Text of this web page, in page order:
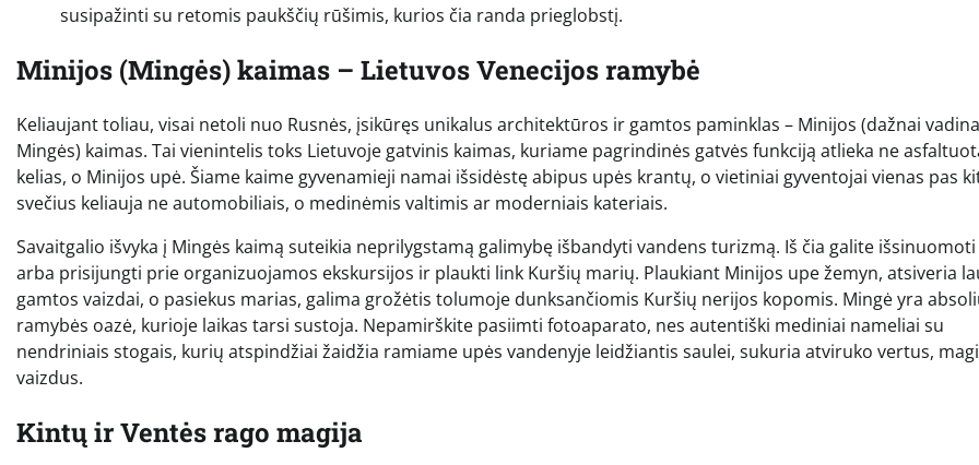
susipažinti su retomis paukščių rūšimis, kurios čia randa prieglobstį.
Minijos (Mingės) kaimas – Lietuvos Venecijos ramybė
Keliaujant toliau, visai netoli nuo Rusnės, įsikūręs unikalus architektūros ir gamtos paminklas – Minijos (dažnai
Mingės) kaimas. Tai vienintelis toks Lietuvoje gatvinis kaimas, kuriame pagrindinės gatvės funkciją atlieka ne
kelias, o Minijos upė. Šiame kaime gyvenamieji namai išsidėstę abipus upės krantų, o vietiniai gyventojai vienas pas
svečius keliauja ne automobiliais, o medinėmis valtimis ar moderniais kateriais.
Savaitgalio išvyka į Mingės kaimą suteikia neprilygstamą galimybę išbandyti vandens turizmą. Iš čia galite išsinuomoti
arba prisijungti prie organizuojamos ekskursijos ir plaukti link Kuršių marių. Plaukiant Minijos upe žemyn, atsiveria
gamtos vaizdai, o pasiekus marias, galima grožėtis tolumoje dunksančiomis Kuršių nerijos kopomis. Mingė yra
ramybės oazė, kurioje laikas tarsi sustoja. Nepamirškite pasiimti fotoaparato, nes autentiški mediniai nameliai su
nendriniais stogais, kurių atspindžiai žaidžia ramiame upės vandenyje leidžiantis saulei, sukuria atviruko vertus,
vaizdus.
Kintų ir Ventės rago magija